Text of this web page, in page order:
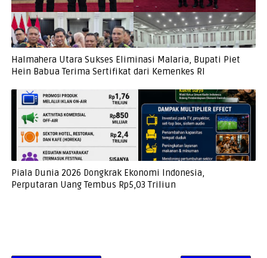
Halmahera Utara Sukses Eliminasi Malaria, Bupati Piet
Hein Babua Terima Sertifikat dari Kemenkes RI
Piala Dunia 2026 Dongkrak Ekonomi Indonesia,
Perputaran Uang Tembus Rp5,03 Triliun